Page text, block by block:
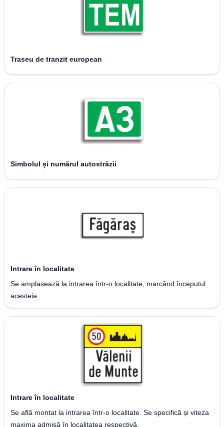
Traseu de tranzit european
Simbolul și numărul autostrăzii
Intrare în localitate
Se amplasează la intrarea într-o localitate, marcând începutul
acesteia.
Intrare în localitate
Se află montat la intrarea într-o localitate. Se specifică și viteza
maxima admisă în localitatea respectivă.